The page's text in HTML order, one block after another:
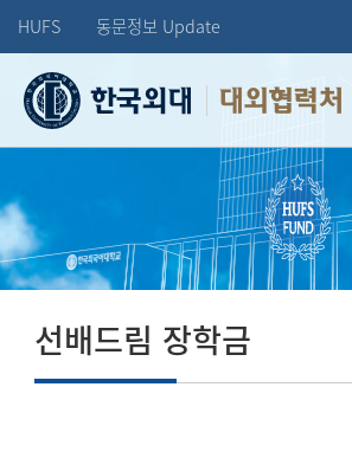
HUFS 동문정보 Update
대외협력처
선배드림 장학금